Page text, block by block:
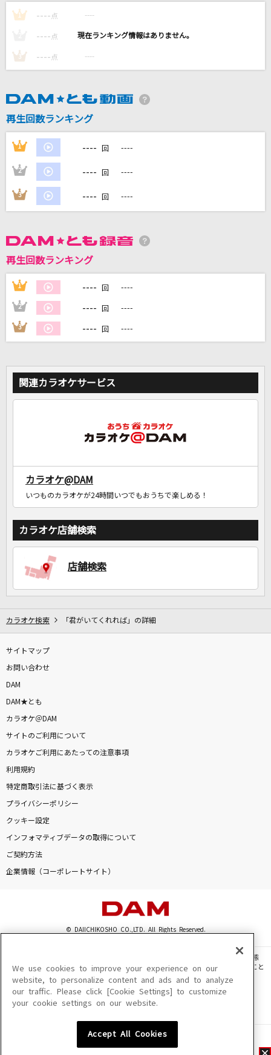
[生音]音のない森
ポルノグラフィティ
[生音]カスミソウ
[生音]鳴門海流
三山ひろし
DAMの新曲・ランキングなど
DAMに会員登録・ログインして
カラオケをもっと楽しもう！
1 ---- 点 ----
---- 点 ----
3 ---- 点 ----
再生回数ランキング
1 ---- 回 ----
2 ---- 回 ----
3 ---- 回 ----
再生回数ランキング
1 ---- 回 ----
2 ---- 回 ----
3 ---- 回 ----
関連カラオケサービス
カラオケ@DAM
いつものカラオケが24時間いつでもおうちで楽しめる！
カラオケ店舗検索
店舗検索
カラオケ検索 「君がいてくれれば」の詳細
サイトマップ
お問い合わせ
DAM
DAM★とも
カラオケ＠DAM
サイトのご利用について
カラオケご利用にあたっての注意事項
利用規約
特定商取引法に基づく表示
プライバシーポリシー
クッキー設定
インフォマティブデータの取得について
ご契約方法
企業情報（コーポレートサイト）
© DAIICHIKOSHO CO.,LTD. All Rights Reserved.
このサイトに掲載されている一切の文章・画像・写真・動画・音声等を、手段や形態
を問わず、著作権法の定める範囲を超えて無断で複製、転載、ファイル化などすること
を禁じます。
楽曲及びコンテンツは、機種によりご利用いただけない場合があります。
楽曲及びコンテンツの配信日、配信内容が変更になる場合があります。
We use cookies to improve your experience on our
website, to personalize content and ads and to analyze
our traffic. Please click [Cookie Settings] to customize
your cookie settings on our website.
Accept All Cookies